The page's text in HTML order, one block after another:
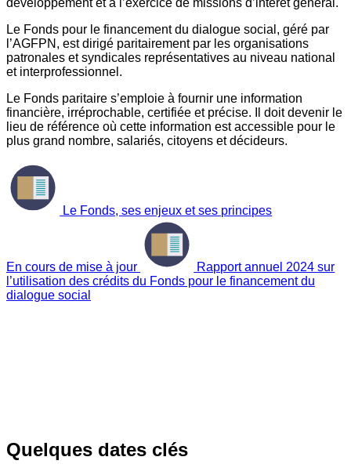
développement et à l’exercice de missions d’intérêt général.
Le Fonds pour le financement du dialogue social, géré par
l’AGFPN, est dirigé paritairement par les organisations
patronales et syndicales représentatives au niveau national
et interprofessionnel.
Le Fonds paritaire s’emploie à fournir une information
financière, irréprochable, certifiée et précise. Il doit devenir le
lieu de référence où cette information est accessible pour le
plus grand nombre, salariés, citoyens et décideurs.
Le Fonds, ses enjeux et ses principes
En cours de mise à jour
Rapport annuel 2024 sur
l’utilisation des crédits du Fonds pour le financement du
dialogue social
Quelques dates clés